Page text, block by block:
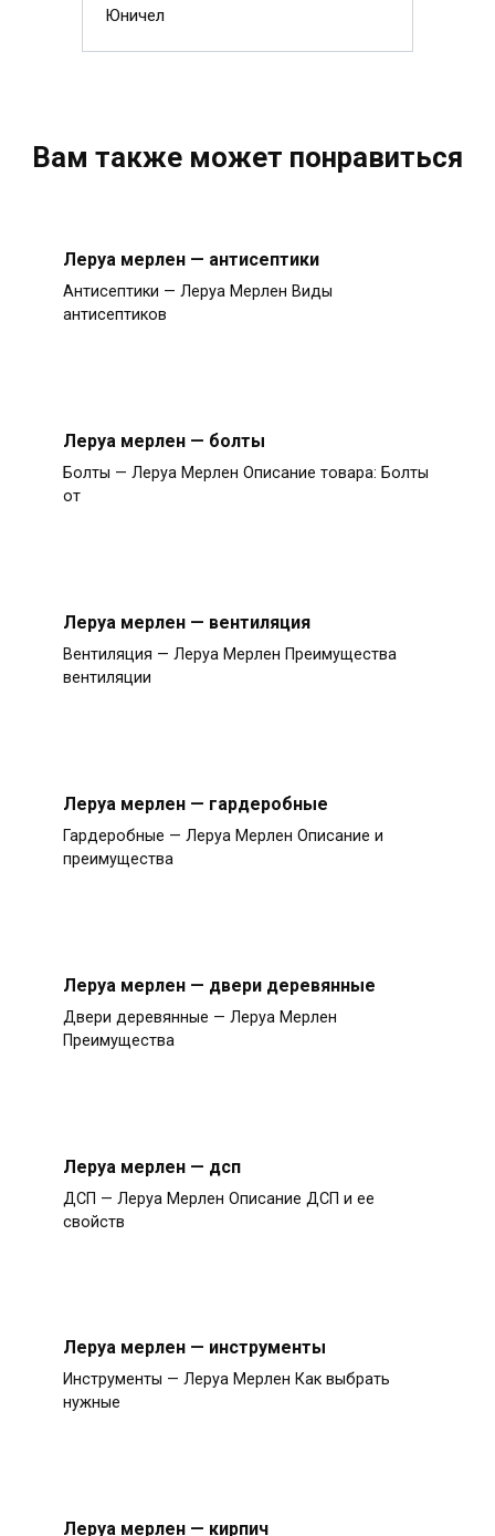
Юничел
Вам также может понравиться
Леруа мерлен — антисептики
Антисептики — Леруа Мерлен Виды
антисептиков
Леруа мерлен — болты
Болты — Леруа Мерлен Описание товара: Болты
от
Леруа мерлен — вентиляция
Вентиляция — Леруа Мерлен Преимущества
вентиляции
Леруа мерлен — гардеробные
Гардеробные — Леруа Мерлен Описание и
преимущества
Леруа мерлен — двери деревянные
Двери деревянные — Леруа Мерлен
Преимущества
Леруа мерлен — дсп
ДСП — Леруа Мерлен Описание ДСП и ее
свойств
Леруа мерлен — инструменты
Инструменты — Леруа Мерлен Как выбрать
нужные
Леруа мерлен — кирпич